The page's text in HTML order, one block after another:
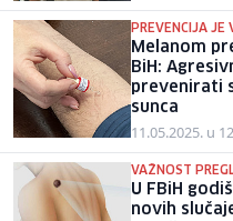
PREVENCIJA JE
Melanom
BiH:
prevenirati
sunca
11.05.2025. u
VAŽNOST
U FBiH
novih